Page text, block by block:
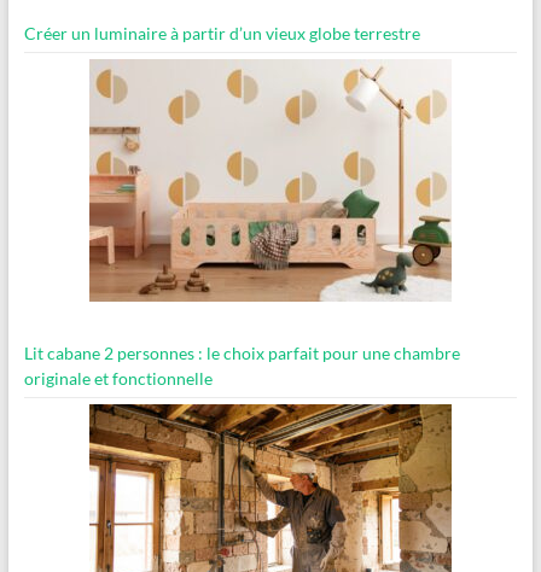
Créer un luminaire à partir d’un vieux globe terrestre
Lit cabane 2 personnes : le choix parfait pour une chambre
originale et fonctionnelle